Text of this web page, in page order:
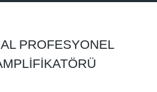
PROFESYONEL